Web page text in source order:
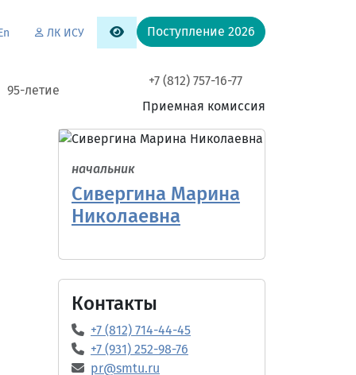
ЛК ИСУ Поступление 2026
95-летие
+7 (812) 757-16-77
Приемная комиссия
начальник
Сивергина Марина
Николаевна
Контакты
+7 (812) 714-44-45
+7 (931) 252-98-76
pr@smtu.ru